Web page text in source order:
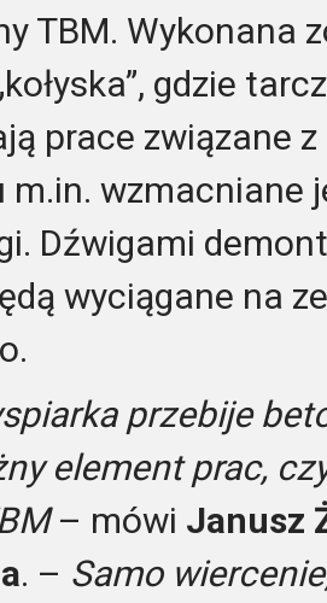
TBM. Wykonana
gdzie
prace związane
wzmacniane
Dźwigami
wyciągane na
przebije
element prac,
– mówi Janusz
. – Samo